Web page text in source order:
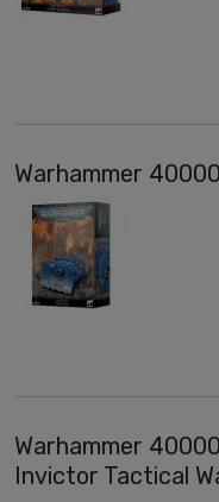
Warhammer
Warhammer
Invictor Tactical